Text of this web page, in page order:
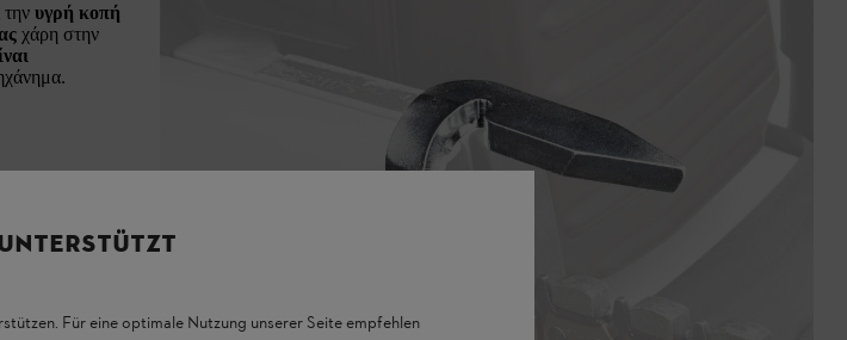
την υγρή κοπή
χάρη στην
Für eine optimale Nutzung unserer Seite empfehlen